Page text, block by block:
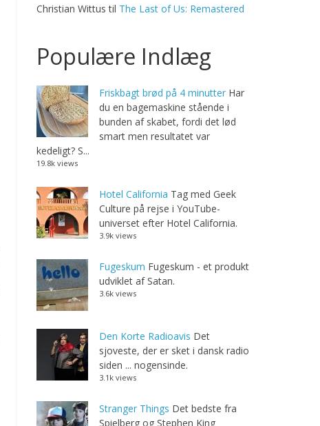
Christian Wittus til The Last of Us: Remastered
Populære Indlæg
Friskbagt brød på 4 minutter Har
du en bagemaskine stående i
bunden af skabet, fordi det lød
smart men resultatet var
kedeligt? S...
19.8k views
Hotel California Tag med Geek
Culture på rejse i YouTube-
universet efter Hotel California.
3.9k views
Fugeskum Fugeskum - et produkt
udviklet af Satan.
3.6k views
Den Korte Radioavis Det
sjoveste, der er sket i dansk radio
siden ... nogensinde.
3.1k views
Stranger Things Det bedste fra
Spielberg og Stephen King